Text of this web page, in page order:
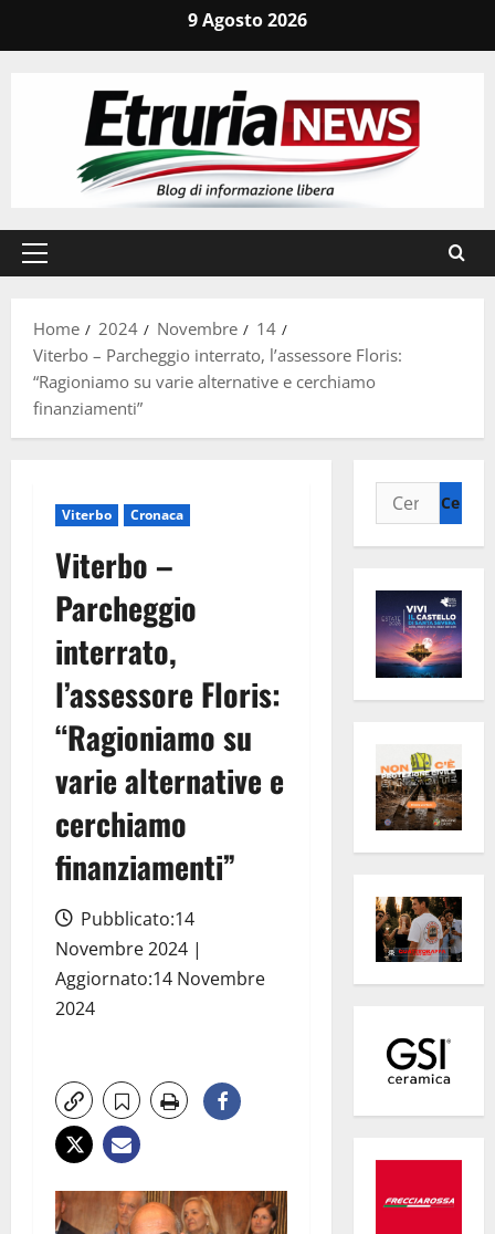
9 Agosto 2026
Menu
Home
2024 Novembre
14
Viterbo – Parcheggio interrato, l’assessore Floris:
“Ragioniamo su varie alternative e cerchiamo
finanziamenti”
Viterbo Cronaca
Viterbo –
Parcheggio
interrato,
l’assessore Floris:
“Ragioniamo su
varie alternative e
cerchiamo
finanziamenti”
Pubblicato:14
Novembre 2024 |
Aggiornato:14 Novembre
2024
Ricerca
per: